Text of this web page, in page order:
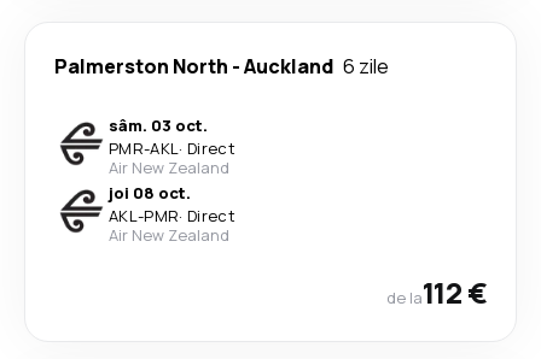
Palmerston North -Auckland 6 zile
sâm. 03 oct.
PMR-AKL· Direct
Air New Zealand
joi 08 oct.
AKL-PMR· Direct
Air New Zealand
de la112 €